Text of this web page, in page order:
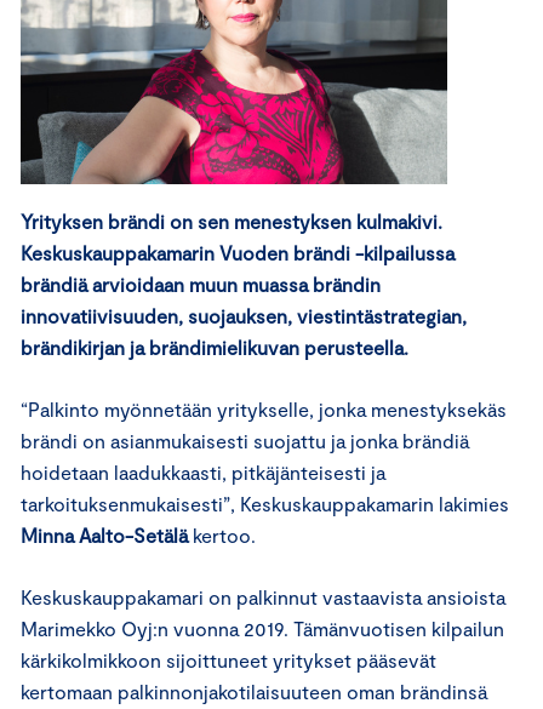
Yrityksen brändi on sen menestyksen kulmakivi.
Keskuskauppakamarin Vuoden brändi -kilpailussa
brändiä arvioidaan muun muassa brändin
innovatiivisuuden, suojauksen, viestintästrategian,
brändikirjan ja brändimielikuvan perusteella.
“Palkinto myönnetään yritykselle, jonka menestyksekäs
brändi on asianmukaisesti suojattu ja jonka brändiä
hoidetaan laadukkaasti, pitkäjänteisesti ja
tarkoituksenmukaisesti”, Keskuskauppakamarin lakimies
Minna Aalto-Setäläkertoo.
Keskuskauppakamari on palkinnut vastaavista ansioista
Marimekko Oyj:n vuonna 2019. Tämänvuotisen kilpailun
kärkikolmikkoon sijoittuneet yritykset pääsevät
kertomaan palkinnonjakotilaisuuteen oman brändinsä